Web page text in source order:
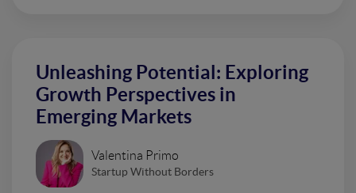
Unleashing Potential: Exploring
Growth Perspectives in
Emerging Markets
Valentina Primo
Startup Without Borders